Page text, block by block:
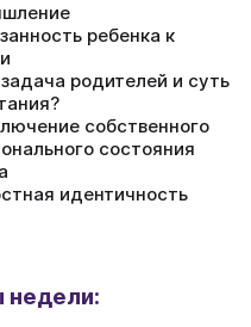
ребенка к
родителей и суть
собственного
состояния
идентичность
недели: